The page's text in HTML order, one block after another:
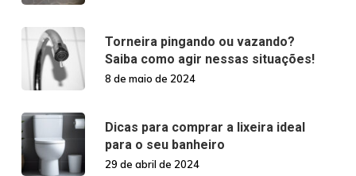
Torneira pingando ou vazando?
Saiba como agir nessas situações!
8 de maio de 2024
Dicas para comprar a lixeira ideal
para o seu banheiro
29 de abril de 2024